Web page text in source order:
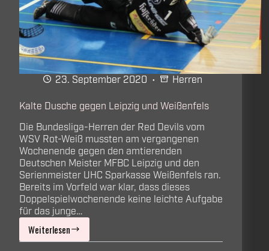
23. September 2020 Herren
Kalte Dusche gegen Leipzig und Weißenfels
Die Bundesliga-Herren der Red Devils vom
WSV Rot-Weiß mussten am vergangenen
Wochenende gegen den amtierenden
Deutschen Meister MFBC Leipzig und den
Serienmeister UHC Sparkasse Weißenfels ran.
Bereits im Vorfeld war klar, dass dieses
Doppelspielwochenende keine leichte Aufgabe
für das junge…
Weiterlesen
Kalte